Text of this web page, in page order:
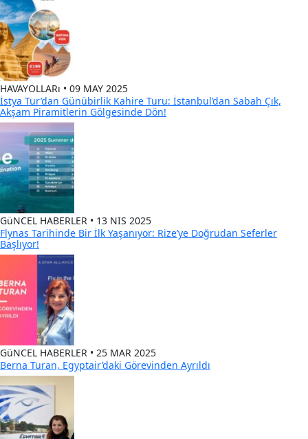
HAVAYOLLARı • 09 MAY 2025
İstya Tur’dan Günübirlik Kahire Turu: İstanbul’dan Sabah Çık,
Akşam Piramitlerin Gölgesinde Dön!
GüNCEL HABERLER • 13 NIS 2025
Flynas Tarihinde Bir İlk Yaşanıyor: Rize’ye Doğrudan Seferler
Başlıyor!
GüNCEL HABERLER • 25 MAR 2025
Berna Turan, Egyptair’daki Görevinden Ayrıldı